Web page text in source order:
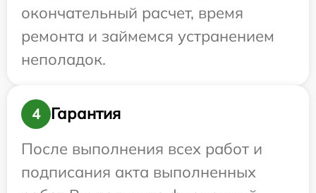
окончательный расчет, время
ремонта и займемся устранением
неполадок.
4
Гарантия
После выполнения всех работ и
подписания акта выполненных